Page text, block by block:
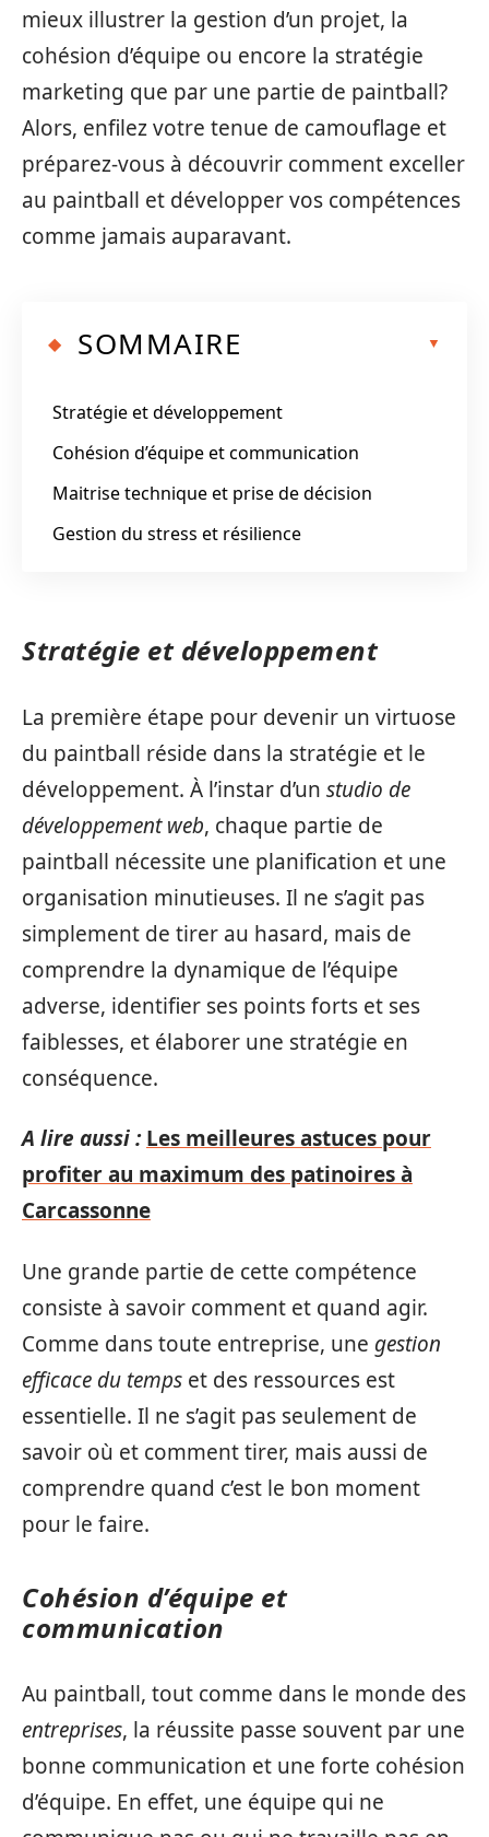
mieux illustrer la gestion d’un projet, la
cohésion d’équipe ou encore la stratégie
marketing que par une partie de paintball?
Alors, enfilez votre tenue de camouflage et
préparez-vous à découvrir comment exceller
au paintball et développer vos compétences
comme jamais auparavant.
SOMMAIRE
Stratégie et développement
Cohésion d’équipe et communication
Maitrise technique et prise de décision
Gestion du stress et résilience
Stratégie et développement
La première étape pour devenir un virtuose
du paintball réside dans la stratégie et le
développement. À l’instar d’un studio de
développement web, chaque partie de
paintball nécessite une planification et une
organisation minutieuses. Il ne s’agit pas
simplement de tirer au hasard, mais de
comprendre la dynamique de l’équipe
adverse, identifier ses points forts et ses
faiblesses, et élaborer une stratégie en
conséquence.
A lire aussi : Les meilleures astuces pour
profiter au maximum des patinoires à
Carcassonne
Une grande partie de cette compétence
consiste à savoir comment et quand agir.
Comme dans toute entreprise, une gestion
efficace du temps et des ressources est
essentielle. Il ne s’agit pas seulement de
savoir où et comment tirer, mais aussi de
comprendre quand c’est le bon moment
pour le faire.
Cohésion d’équipe et
communication
Au paintball, tout comme dans le monde des
entreprises, la réussite passe souvent par une
bonne communication et une forte cohésion
d’équipe. En effet, une équipe qui ne